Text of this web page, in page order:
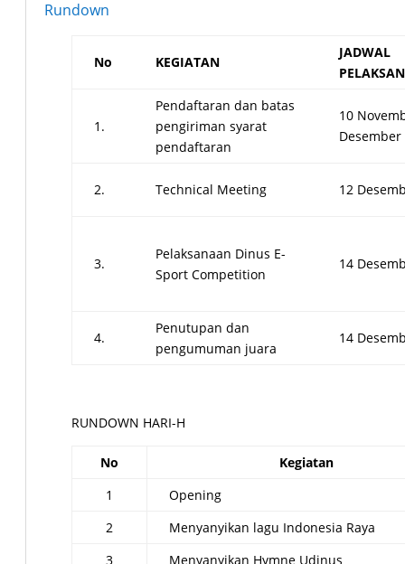
Rundown
No KEGIATAN
JADWAL
1.
Pendaftaran dan batas
pengiriman syarat
pendaftaran
10
Desember
2. Technical Meeting 12
3.
Pelaksanaan Dinus E-
Sport Competition
14
4.
Penutupan dan
pengumuman juara
14
RUNDOWN HARI-H
No
Kegiatan
1
Opening
2
Menyanyikan lagu Indonesia Raya
3
Menyanyikan Hymne Udinus